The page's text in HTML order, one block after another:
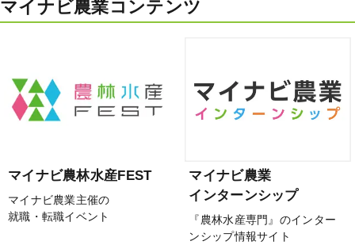
マイナビ農業コンテンツ
マイナビ農林水産FEST
マイナビ農業主催の
就職・転職イベント
マイナビ農業
インターンシップ
『農林水産専門』のインター
ンシップ情報サイト